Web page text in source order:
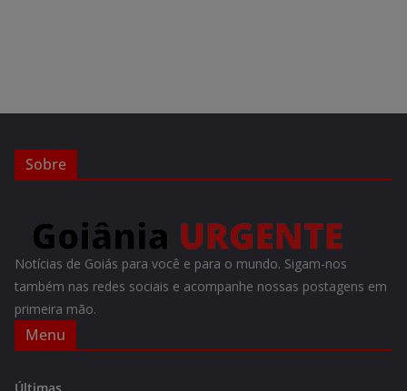
Sobre
Notícias de Goiás para você e para o mundo. Sigam-nos
também nas redes sociais e acompanhe nossas postagens em
primeira mão.
Menu